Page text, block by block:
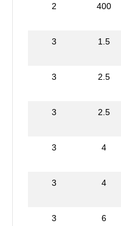
2 400
3 1.5
3 2.5
3 2.5
3 4
3 4
3 6